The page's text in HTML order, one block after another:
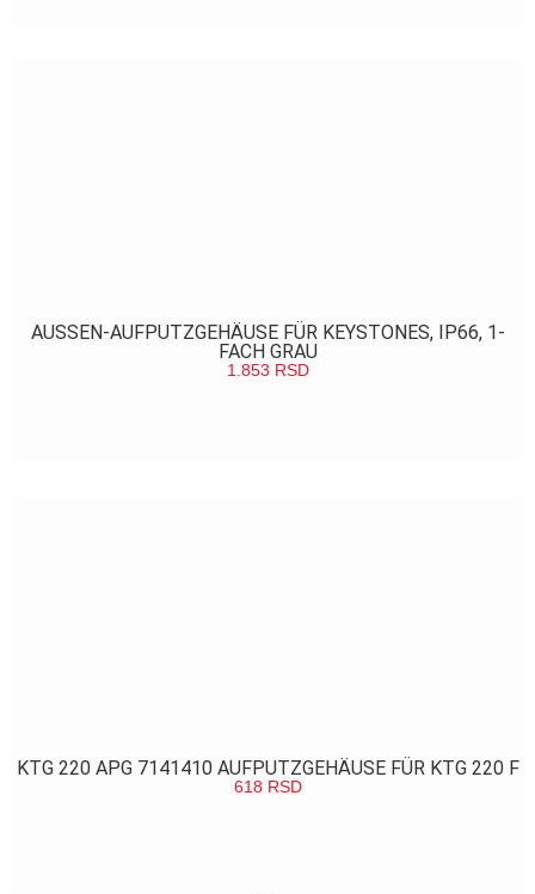
AUSSEN-AUFPUTZGEHÄUSE FÜR KEYSTONES, IP66, 1-
FACH GRAU
1.853 RSD
KTG 220 APG 7141410 AUFPUTZGEHÄUSE FÜR KTG 220 F
618 RSD